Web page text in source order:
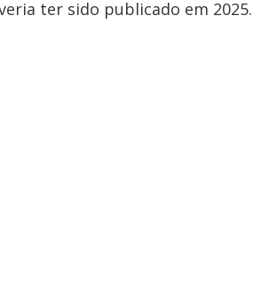
ter sido publicado em 2025.